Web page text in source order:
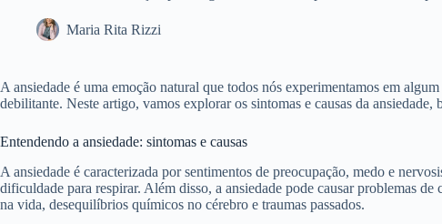
Maria Rita Rizzi
A ansiedade é uma emoção natural que todos nós experimentamos em
debilitante. Neste artigo, vamos explorar os sintomas e causas da ansiedade,
Entendendo a ansiedade: sintomas e causas
A ansiedade é caracterizada por sentimentos de preocupação, medo e
dificuldade para respirar. Além disso, a ansiedade pode causar problemas
na vida, desequilíbrios químicos no cérebro e traumas passados.